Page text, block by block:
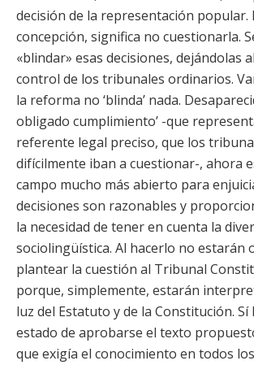
decisión de la representación popular.
concepción, significa no cuestionarla.
«blindar» esas decisiones, dejándolas
control de los tribunales ordinarios.
la reforma no ‘blinda’ nada.
obligado cumplimiento’ -que
referente legal preciso, que los
difícilmente iban a cuestionar-, ahora
campo mucho más abierto para
decisiones son razonables y
la necesidad de tener en cuenta la
sociolingüística. Al hacerlo no estarán
plantear la cuestión al Tribunal
porque, simplemente, estarán
luz del Estatuto y de la Constitución.
estado de aprobarse el texto
que exigía el conocimiento en todos